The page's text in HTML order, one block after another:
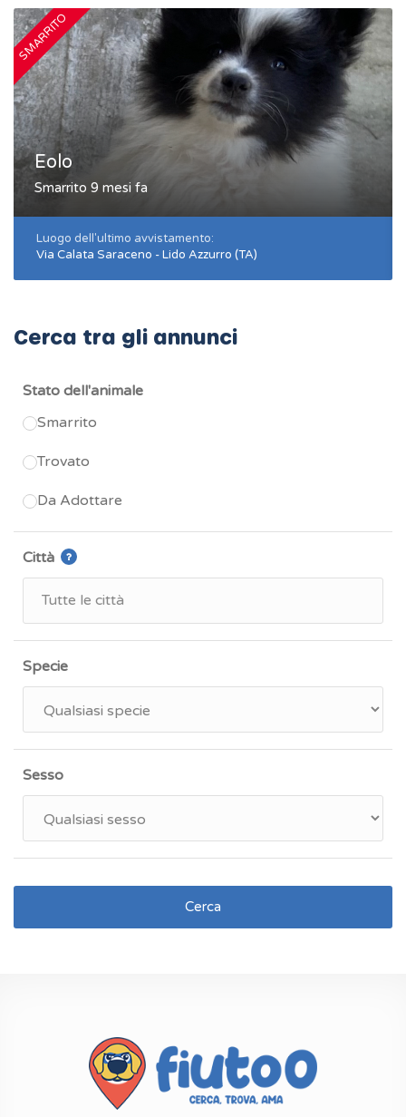
SMARRITO
Eolo
Smarrito 9 mesi fa
Luogo dell'ultimo avvistamento:
Via Calata Saraceno - Lido Azzurro (TA)
Cerca tra gli annunci
Stato dell'animale
Smarrito
Trovato
Da Adottare
Città
Specie
Sesso
Cerca